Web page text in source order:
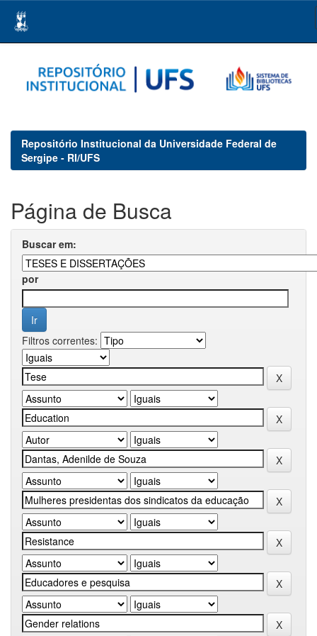
navigation
Repositório Institucional da Universidade Federal de
Sergipe - RI/UFS
Página de Busca
Buscar em:
por
Filtros correntes: